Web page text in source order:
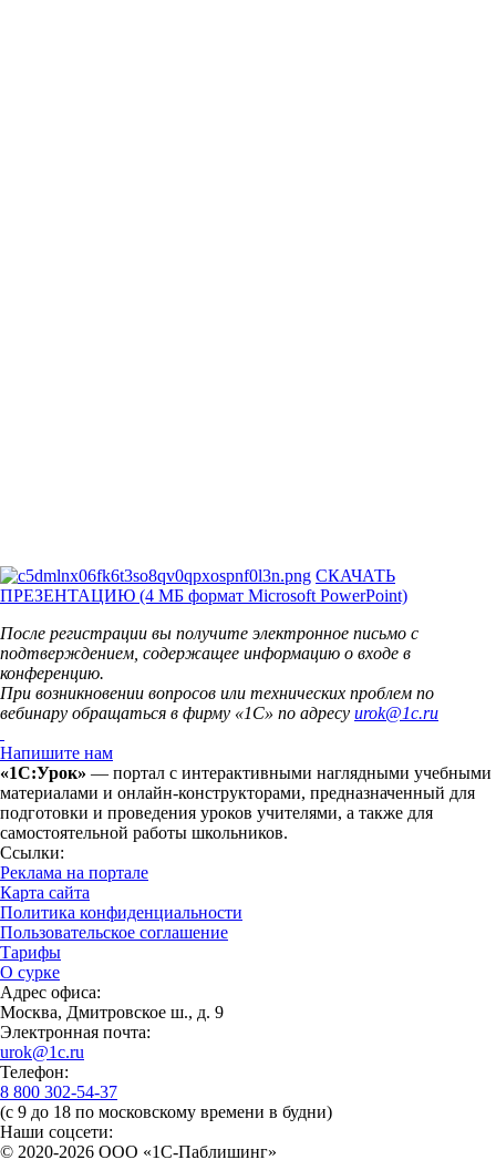
СКАЧАТЬ
ПРЕЗЕНТАЦИЮ (4 МБ формат Microsoft PowerPoint)
После регистрации вы получите электронное письмо с
подтверждением, содержащее информацию о входе в
конференцию.
При возникновении вопросов или технических проблем по
вебинару обращаться в фирму «1С» по адресу urok@1c.ru
Напишите нам
«1С:Урок» — портал с интерактивными наглядными учебными
материалами и онлайн-конструкторами, предназначенный для
подготовки и проведения уроков учителями, а также для
самостоятельной работы школьников.
Ссылки:
Реклама на портале
Карта сайта
Политика конфиденциальности
Пользовательское соглашение
Тарифы
О сурке
Адрес офиса:
Москва, Дмитровское ш., д. 9
Электронная почта:
urok@1c.ru
Телефон:
8 800 302-54-37
(с 9 до 18 по московскому времени в будни)
Наши соцсети:
© 2020-2026 OOO «1С-Паблишинг»